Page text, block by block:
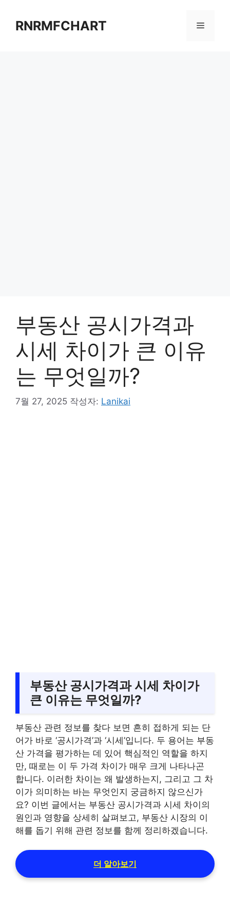
RNRMFCHART 메
부동산 공시가격과
시세 차이가 큰 이유
는 무엇일까?
7월 27, 2025 작성자: Lanikai
부동산 공시가격과 시세 차이가
큰 이유는 무엇일까?
부동산 관련 정보를 찾다 보면 흔히 접하게 되는 단
어가 바로 ‘공시가격’과 ‘시세’입니다. 두 용어는 부동
산 가격을 평가하는 데 있어 핵심적인 역할을 하지
만, 때로는 이 두 가격 차이가 매우 크게 나타나곤
합니다. 이러한 차이는 왜 발생하는지, 그리고 그 차
이가 의미하는 바는 무엇인지 궁금하지 않으신가
요? 이번 글에서는 부동산 공시가격과 시세 차이의
원인과 영향을 상세히 살펴보고, 부동산 시장의 이
해를 돕기 위해 관련 정보를 함께 정리하겠습니다.
더 알아보기